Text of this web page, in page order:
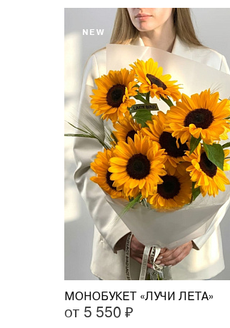
NEW
МОНОБУКЕТ «ЛУЧИ ЛЕТА»
от 5 550 ₽